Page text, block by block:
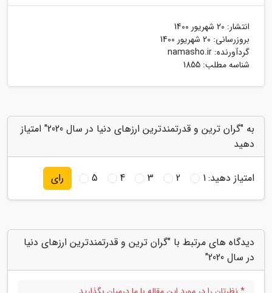
انتشار: 20 شهریور 1400
بروزرسانی: 20 شهریور 1400
گردآورنده: namasho.ir
شناسه مطلب: 1855
به "گران ترین و قدرتمندترین ارزهای دنیا در سال 2020" امتیاز
دهید
امتیاز دهید:1
2
3
4
5 رای
دیدگاه های مرتبط با "گران ترین و قدرتمندترین ارزهای دنیا
در سال 2020"